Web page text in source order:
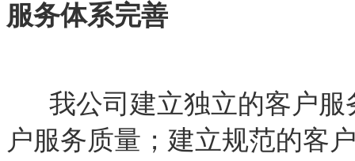
服务体系完善
我公司建立独立的客户
户服务质量；建立规范的客